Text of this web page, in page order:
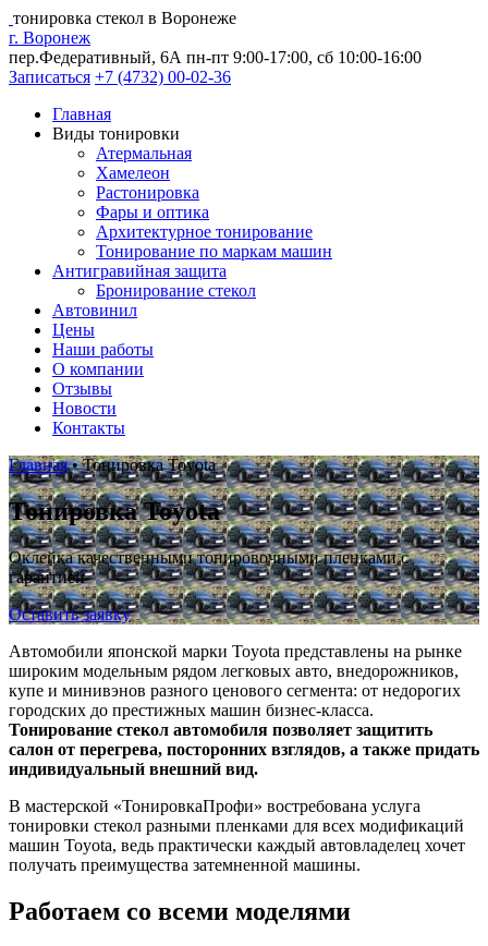
тонировка стекол в Воронеже
г. Воронеж
пер.Федеративный, 6А пн-пт 9:00-17:00, сб 10:00-16:00
Записаться +7 (4732) 00-02-36
Главная
Виды тонировки
Атермальная
Хамелеон
Растонировка
Фары и оптика
Архитектурное тонирование
Тонирование по маркам машин
Антигравийная защита
Бронирование стекол
Автовинил
Цены
Наши работы
О компании
Отзывы
Новости
Контакты
Главная•Тонировка Toyota
Тонировка Toyota
Оклейка качественными тонировочными пленками с
гарантией
Оставить заявку
Автомобили японской марки Toyota представлены на рынке
широким модельным рядом легковых авто, внедорожников,
купе и минивэнов разного ценового сегмента: от недорогих
городских до престижных машин бизнес-класса.
Тонирование стекол автомобиля позволяет защитить
салон от перегрева, посторонних взглядов, а также придать
индивидуальный внешний вид.
В мастерской «ТонировкаПрофи» востребована услуга
тонировки стекол разными пленками для всех модификаций
машин Toyota, ведь практически каждый автовладелец хочет
получать преимущества затемненной машины.
Работаем со всеми моделями